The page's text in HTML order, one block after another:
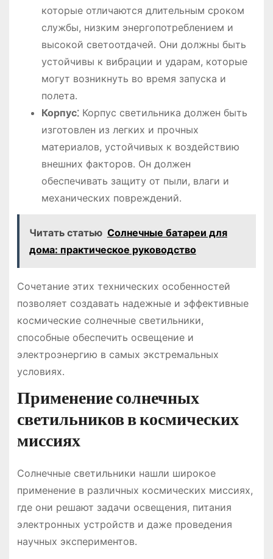
которые отличаются длительным сроком
службы, низким энергопотреблением и
высокой светоотдачей․ Они должны быть
устойчивы к вибрации и ударам, которые
могут возникнуть во время запуска и
полета․
Корпус⁚Корпус светильника должен быть
изготовлен из легких и прочных
материалов, устойчивых к воздействию
внешних факторов․ Он должен
обеспечивать защиту от пыли, влаги и
механических повреждений․
Читать статью Солнечные батареи для
дома: практическое руководство
Сочетание этих технических особенностей
позволяет создавать надежные и эффективные
космические солнечные светильники,
способные обеспечить освещение и
электроэнергию в самых экстремальных
условиях․
Применение солнечных
светильников в космических
миссиях
Солнечные светильники нашли широкое
применение в различных космических миссиях,
где они решают задачи освещения, питания
электронных устройств и даже проведения
научных экспериментов․